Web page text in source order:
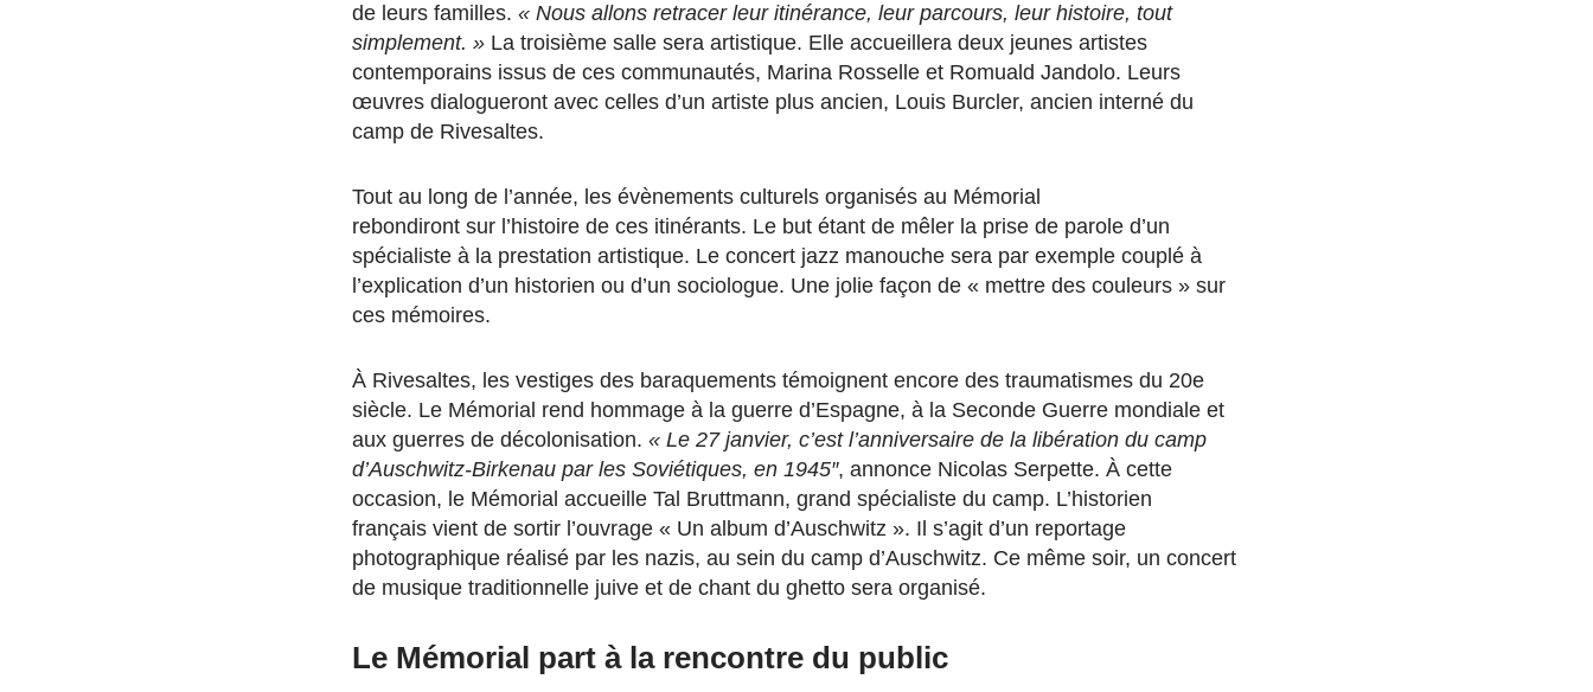
de leurs familles. « Nous allons retracer leur itinérance, leur parcours, leur histoire, tout
simplement. » La troisième salle sera artistique. Elle accueillera deux jeunes artistes
contemporains issus de ces communautés, Marina Rosselle et Romuald Jandolo. Leurs
œuvres dialogueront avec celles d’un artiste plus ancien, Louis Burcler, ancien interné du
camp de Rivesaltes.
Tout au long de l’année, les évènements culturels organisés au Mémorial
rebondiront sur l’histoire de ces itinérants. Le but étant de mêler la prise de parole d’un
spécialiste à la prestation artistique. Le concert jazz manouche sera par exemple couplé à
l’explication d’un historien ou d’un sociologue. Une jolie façon de « mettre des couleurs » sur
ces mémoires.
À Rivesaltes, les vestiges des baraquements témoignent encore des traumatismes du 20e
siècle. Le Mémorial rend hommage à la guerre d’Espagne, à la Seconde Guerre mondiale et
aux guerres de décolonisation. « Le 27 janvier, c’est l’anniversaire de la libération du camp
d’Auschwitz-Birkenau par les Soviétiques, en 1945″, annonce Nicolas Serpette. À cette
occasion, le Mémorial accueille Tal Bruttmann, grand spécialiste du camp. L’historien
français vient de sortir l’ouvrage « Un album d’Auschwitz ». Il s’agit d’un reportage
photographique réalisé par les nazis, au sein du camp d’Auschwitz. Ce même soir, un concert
de musique traditionnelle juive et de chant du ghetto sera organisé.
Le Mémorial part à la rencontre du public